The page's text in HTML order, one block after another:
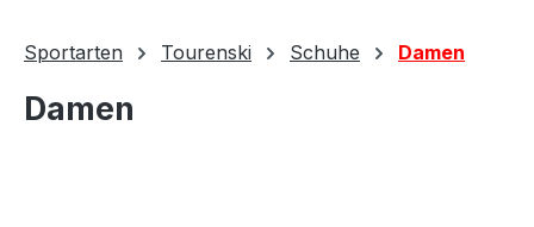
Sportarten Tourenski Schuhe Damen
Damen